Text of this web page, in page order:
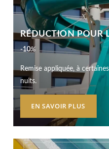
RÉDUCTION POUR
-10%
Remise appliquée, à
nuits.
EN SAVOIR PLUS